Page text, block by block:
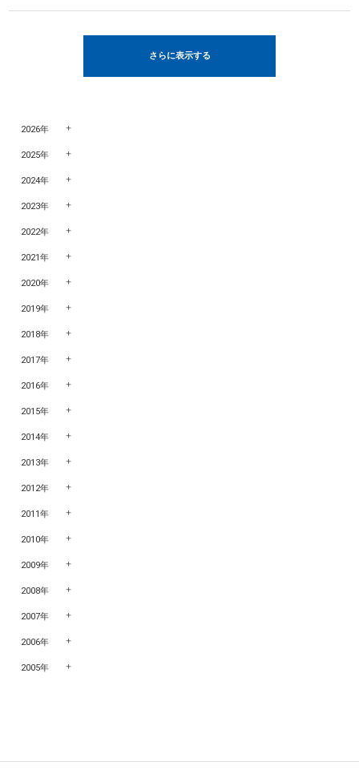
さらに表示する
2026年
2025年
2024年
2023年
2022年
2021年
2020年
2019年
2018年
2017年
2016年
2015年
2014年
2013年
2012年
2011年
2010年
2009年
2008年
2007年
2006年
2005年